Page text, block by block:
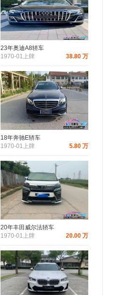
23年奥迪A8轿车
1970-01上牌
38.80 万
18年奔驰E轿车
1970-01上牌
5.80 万
20年丰田威尔法轿车
1970-01上牌
20.00 万